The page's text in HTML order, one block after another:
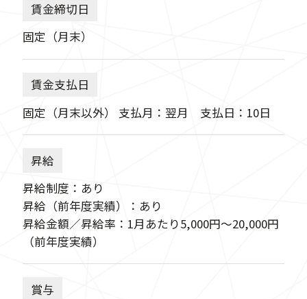
賃金締切日
固定（月末）
賃金支払日
固定（月末以外） 支払月：翌月 支払日：10日
昇給
昇給制度：あり
昇給（前年度実績）：あり
昇給金額／昇給率：1月あたり5,000円〜20,000円
（前年度実績）
賞与